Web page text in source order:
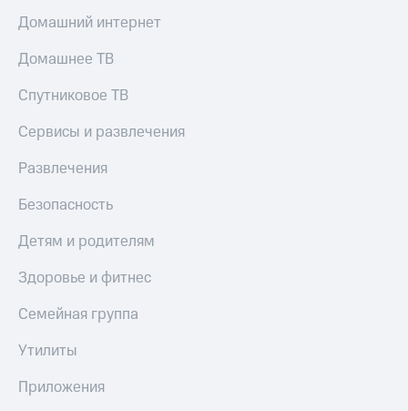
Домашний интернет
Домашнее ТВ
Спутниковое ТВ
Сервисы и развлечения
Развлечения
Безопасность
Детям и родителям
Здоровье и фитнес
Семейная группа
Утилиты
Приложения